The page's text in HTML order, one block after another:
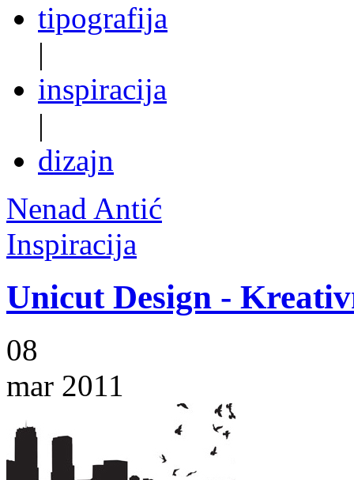
tipografija
|
inspiracija
|
dizajn
Nenad Antić
Inspiracija
Unicut Design -
08
mar 2011